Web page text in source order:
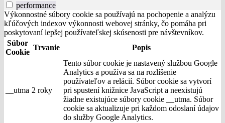
performance
Výkonnostné súbory cookie sa používajú na pochopenie a analýzu
kľúčových indexov výkonnosti webovej stránky, čo pomáha pri
poskytovaní lepšej používateľskej skúsenosti pre návštevníkov.
Súbor
Cookie
Trvanie Popis
__utma 2 roky
Tento súbor cookie je nastavený službou Google
Analytics a používa sa na rozlíšenie
používateľov a relácií. Súbor cookie sa vytvorí
pri spustení knižnice JavaScript a neexistujú
žiadne existujúce súbory cookie __utma. Súbor
cookie sa aktualizuje pri každom odoslaní údajov
do služby Google Analytics.